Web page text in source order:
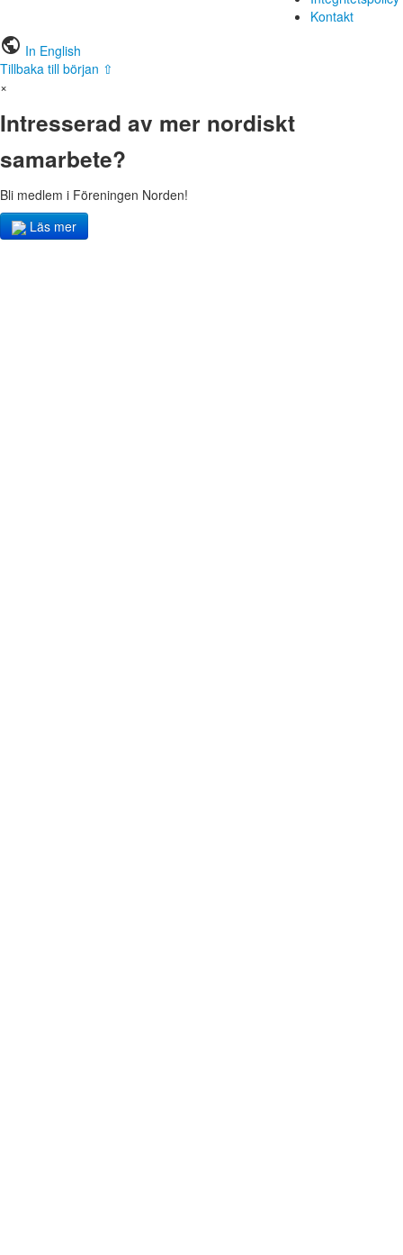
Kontakt
public In English
Tillbaka till början ⇧
×
Intresserad av mer nordiskt
samarbete?
Bli medlem i Föreningen Norden!
Läs mer